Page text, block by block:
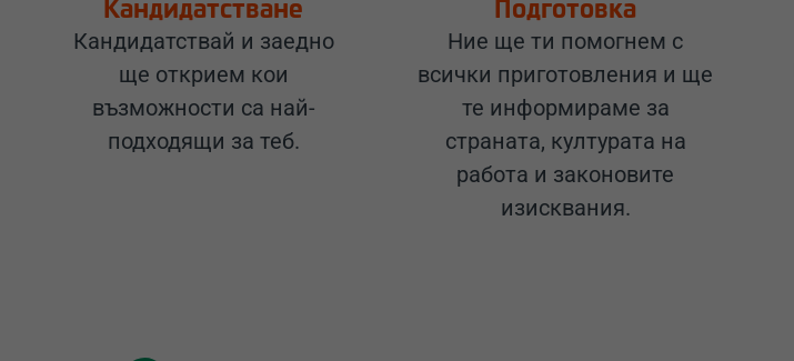
Кандидатстване
Кандидатствай и заедно
ще открием кои
възможности са най-
подходящи за теб.
Подготовка
Ние ще ти помогнем с
всички приготовления и ще
те информираме за
страната, културата на
работа и законовите
изисквания.